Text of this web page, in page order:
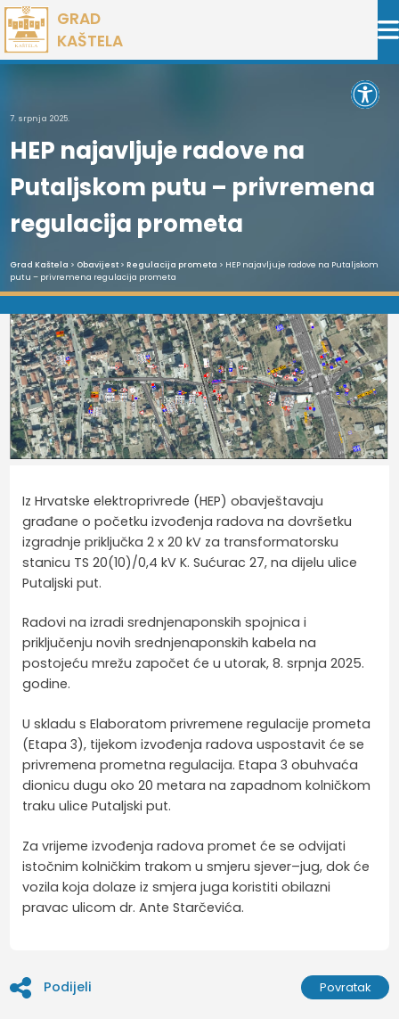
Preskoči
na
sadržaj
GRAD
KAŠTELA
7. srpnja 2025.
HEP najavljuje radove na
Putaljskom putu – privremena
regulacija prometa
Grad Kaštela > Obavijest> Regulacija prometa > HEP najavljuje radove na Putaljskom
putu – privremena regulacija prometa
Iz Hrvatske elektroprivrede (HEP) obavještavaju
građane o početku izvođenja radova na dovršetku
izgradnje priključka 2 x 20 kV za transformatorsku
stanicu TS 20(10)/0,4 kV K. Sućurac 27, na dijelu ulice
Putaljski put.
Radovi na izradi srednjenaponskih spojnica i
priključenju novih srednjenaponskih kabela na
postojeću mrežu započet će u utorak, 8. srpnja 2025.
godine.
U skladu s Elaboratom privremene regulacije prometa
(Etapa 3), tijekom izvođenja radova uspostavit će se
privremena prometna regulacija. Etapa 3 obuhvaća
dionicu dugu oko 20 metara na zapadnom kolničkom
traku ulice Putaljski put.
Za vrijeme izvođenja radova promet će se odvijati
istočnim kolničkim trakom u smjeru sjever–jug, dok će
vozila koja dolaze iz smjera juga koristiti obilazni
pravac ulicom dr. Ante Starčevića.
Podijeli Povratak